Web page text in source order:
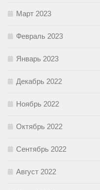
Март 2023
Февраль 2023
Январь 2023
Декабрь 2022
Ноябрь 2022
Октябрь 2022
Сентябрь 2022
Август 2022